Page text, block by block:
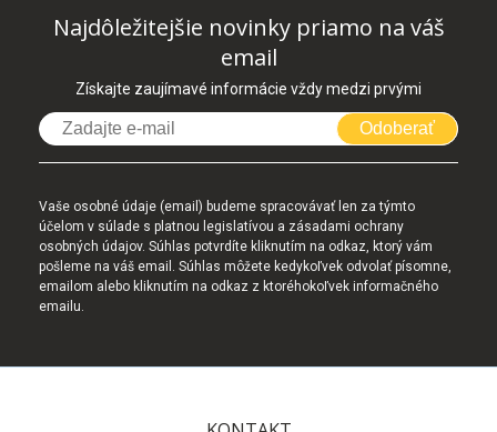
Najdôležitejšie novinky priamo na váš
email
Získajte zaujímavé informácie vždy medzi prvými
Odoberať
Vaše osobné údaje (email) budeme spracovávať len za týmto
účelom v súlade s platnou legislatívou a zásadami ochrany
osobných údajov. Súhlas potvrdíte kliknutím na odkaz, ktorý vám
pošleme na váš email. Súhlas môžete kedykoľvek odvolať písomne,
emailom alebo kliknutím na odkaz z ktoréhokoľvek informačného
emailu.